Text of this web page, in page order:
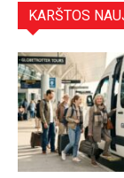
KARŠTOS